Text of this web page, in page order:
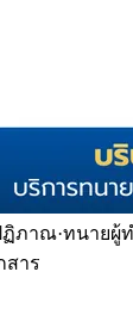
ฏิภาณ·ทนายผู้
สาร